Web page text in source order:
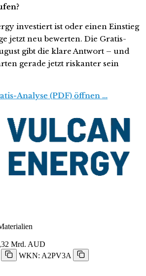
investiert ist oder einen Einstieg
jetzt neu bewerten. Die Gratis-
gibt die klare Antwort – und
gerade jetzt riskanter sein
Analyse (PDF) öffnen …
Mrd. AUD
WKN: A2PV3A